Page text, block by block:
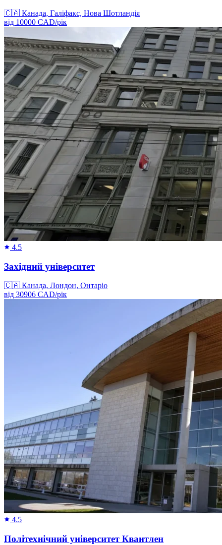
🇨🇦 Канада, Галіфакс, Нова Шотландія
від 10000 CAD/рік
4.5
Західний університет
🇨🇦 Канада, Лондон, Онтаріо
від 30906 CAD/рік
4.5
Політехнічний університет Квантлен